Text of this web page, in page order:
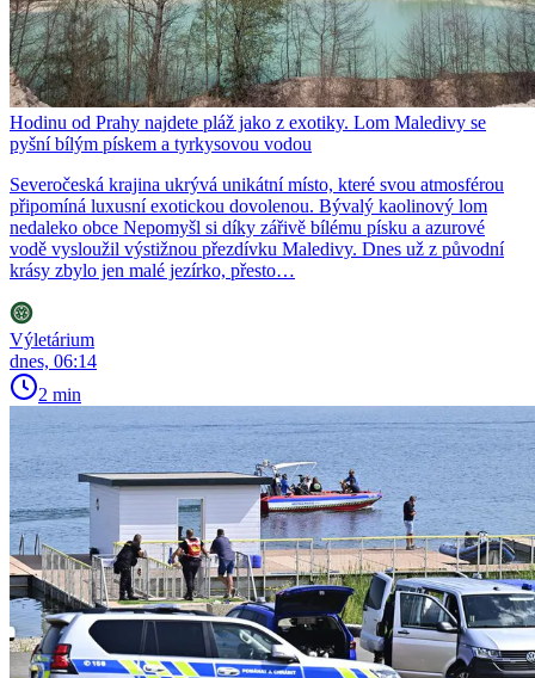
Hodinu od Prahy najdete pláž jako z exotiky. Lom Maledivy se
pyšní bílým pískem a tyrkysovou vodou
Severočeská krajina ukrývá unikátní místo, které svou atmosférou
připomíná luxusní exotickou dovolenou. Bývalý kaolinový lom
nedaleko obce Nepomyšl si díky zářivě bílému písku a azurové
vodě vysloužil výstižnou přezdívku Maledivy. Dnes už z původní
krásy zbylo jen malé jezírko, přesto…
Výletárium
dnes, 06:14
2 min